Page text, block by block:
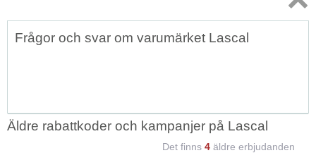
Topp
Frågor och svar om varumärket Lascal
Äldre rabattkoder och kampanjer på Lascal
Det finns 4 äldre erbjudanden